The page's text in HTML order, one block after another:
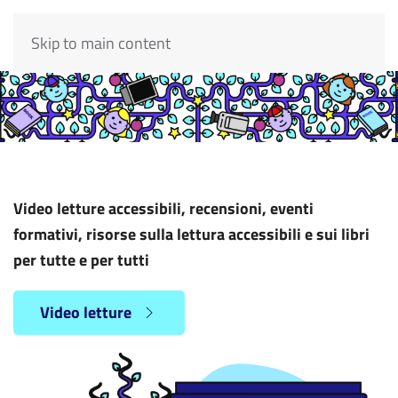
Skip to main content
Video letture accessibili, recensioni, eventi
formativi, risorse sulla lettura accessibili e sui libri
per tutte e per tutti
Video letture